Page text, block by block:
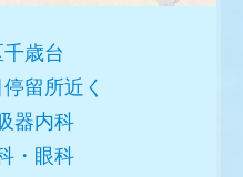
歳台
留所近く
器内科
・眼科